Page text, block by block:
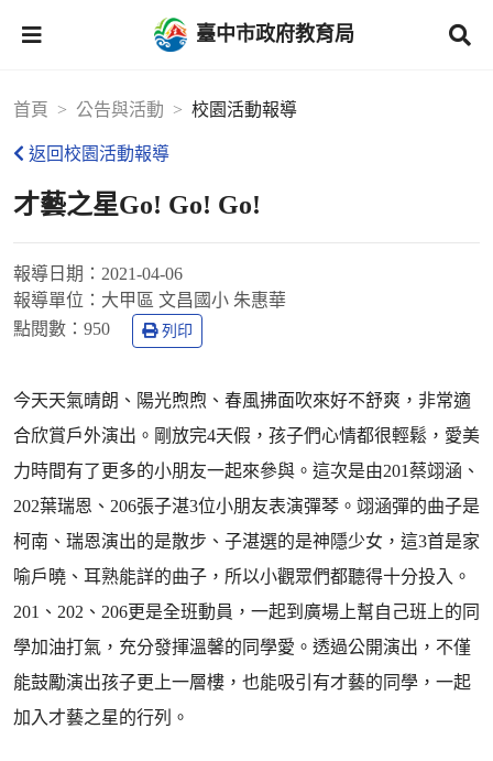
臺中市政府教育局
首頁 公告與活動 校園活動報導
返回校園活動報導
才藝之星Go! Go! Go!
報導日期： 2021-04-06
報導單位： 大甲區 文昌國小 朱惠華
點閱數： 950 列印
今天天氣晴朗、陽光煦煦、春風拂面吹來好不舒爽，非常適
合欣賞戶外演出。剛放完4天假，孩子們心情都很輕鬆，愛美
力時間有了更多的小朋友一起來參與。這次是由201蔡翊涵、
202葉瑞恩、206張子湛3位小朋友表演彈琴。翊涵彈的曲子是
柯南、瑞恩演出的是散步、子湛選的是神隱少女，這3首是家
喻戶曉、耳熟能詳的曲子，所以小觀眾們都聽得十分投入。
201、202、206更是全班動員，一起到廣場上幫自己班上的同
學加油打氣，充分發揮溫馨的同學愛。透過公開演出，不僅
能鼓勵演出孩子更上一層樓，也能吸引有才藝的同學，一起
加入才藝之星的行列。